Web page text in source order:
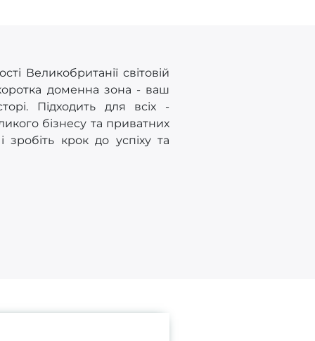
Великобританії світовій
доменна зона - ваш
Підходить для всіх -
бізнесу та приватних
крок до успіху та